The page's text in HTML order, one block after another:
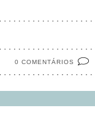
0 COMENTÁRIOS